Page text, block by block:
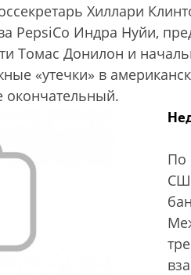
Хиллари
PepsiСo Индра Нуйи,
Томас Донилон и
«утечки» в
окончательный.
По